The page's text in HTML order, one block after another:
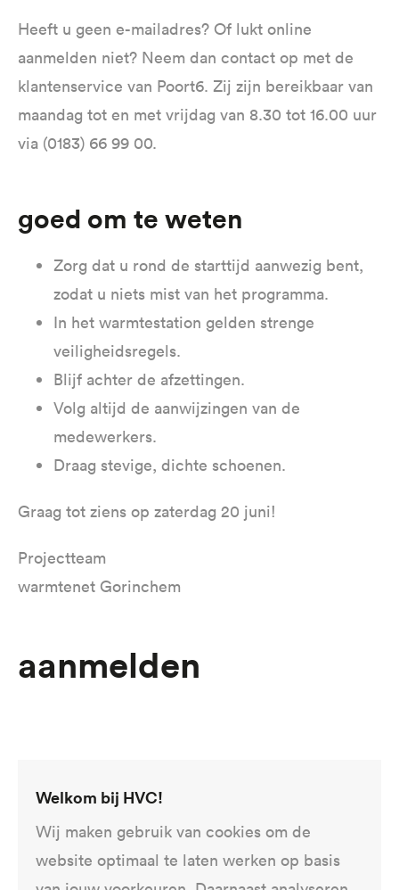
Heeft u geen e-mailadres? Of lukt online
aanmelden niet? Neem dan contact op met de
klantenservice van Poort6. Zij zijn bereikbaar van
maandag tot en met vrijdag van 8.30 tot 16.00 uur
via (0183) 66 99 00.
Goed om te weten
Zorg dat u rond de starttijd aanwezig bent,
zodat u niets mist van het programma.
In het warmtestation gelden strenge
veiligheidsregels.
Blijf achter de afzettingen.
Volg altijd de aanwijzingen van de
medewerkers.
Draag stevige, dichte schoenen.
Graag tot ziens op zaterdag 20 juni!
Projectteam
warmtenet Gorinchem
aanmelden
Om dit formulier te gebruiken moet je de
Welkom bij HVC!
Wij maken gebruik van cookies om de
website optimaal te laten werken op basis